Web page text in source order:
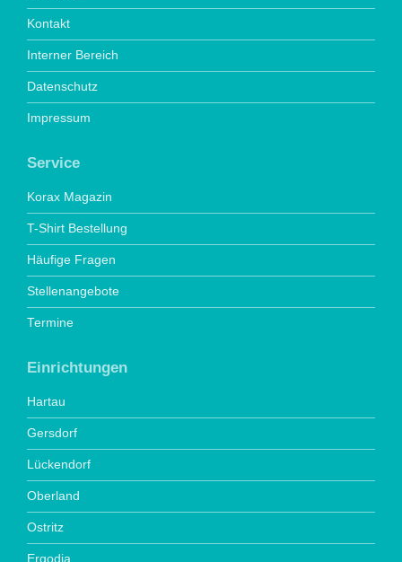
Kontakt
Interner Bereich
Datenschutz
Impressum
Service
Korax Magazin
T-Shirt Bestellung
Häufige Fragen
Stellenangebote
Termine
Einrichtungen
Hartau
Gersdorf
Lückendorf
Oberland
Ostritz
Ergodia